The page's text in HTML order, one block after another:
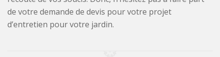
de votre demande de devis pour votre projet
d’entretien pour votre jardin.